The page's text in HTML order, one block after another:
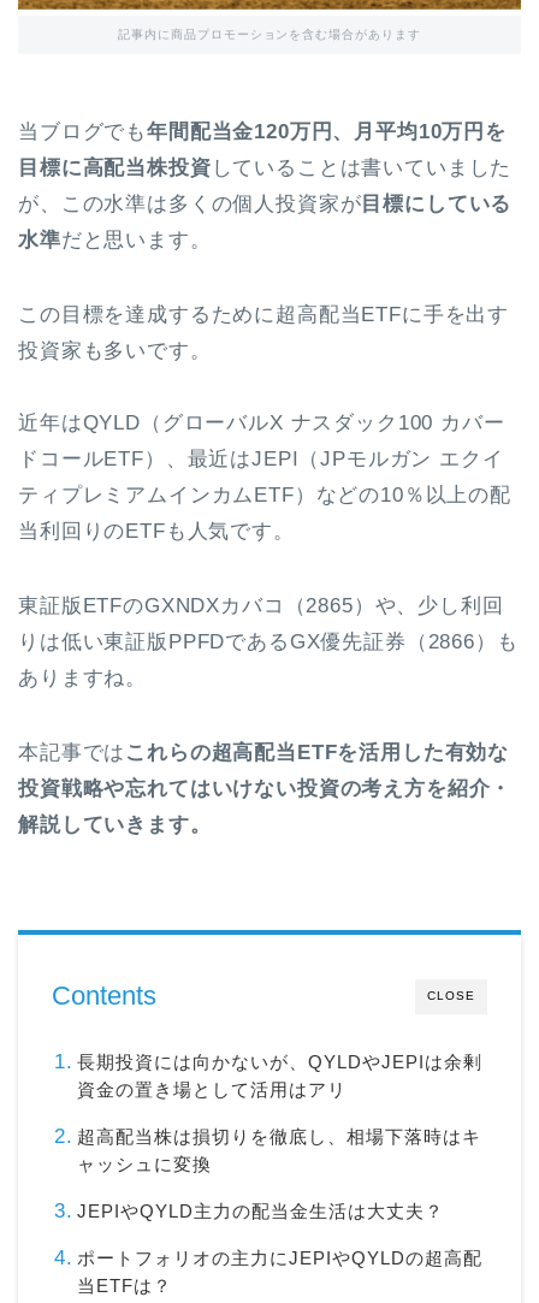
記事内に商品プロモーションを含む場合があります
当ブログでも年間配当金120万円、月平均10万円を
目標に高配当株投資 していることは書いていました
が、この水準は多くの個人投資家が 目標にしている
水準だと思います。
この目標を達成するために超高配当ETFに手を出す
投資家も多いです。
近年はQYLD（グローバルX ナスダック100 カバー
ドコールETF）、最近はJEPI（JPモルガン エクイ
ティプレミアムインカムETF）などの10％以上の配
当利回りのETFも人気です。
東証版ETFのGXNDXカバコ（2865）や、少し利回
りは低い東証版PPFDであるGX優先証券（2866）も
ありますね。
本記事では これらの超高配当ETFを活用した有効な
投資戦略や忘れてはいけない投資の考え方を紹介・
解説していきます。
CLOSE
Contents
長期投資には向かないが、QYLDやJEPIは余剰
資金の置き場として活用はアリ
超高配当株は損切りを徹底し、相場下落時はキ
ャッシュに変換
JEPIやQYLD主力の配当金生活は大丈夫？
ポートフォリオの主力にJEPIやQYLDの超高配
当ETFは？